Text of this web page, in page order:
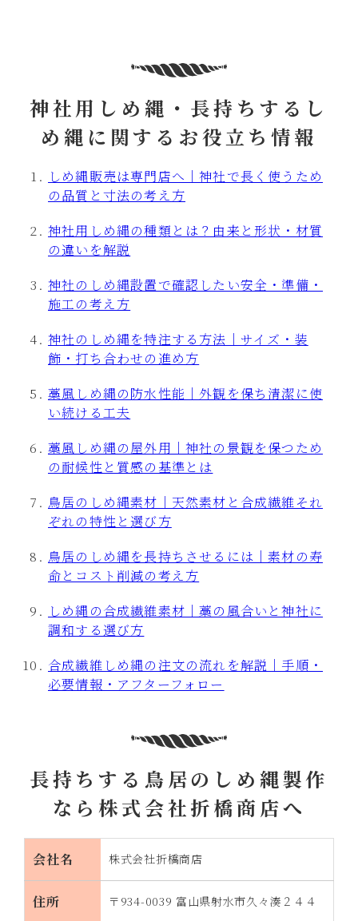
神社用しめ縄・長持ちするし
め縄に関するお役立ち情報
しめ縄販売は専門店へ｜神社で長く使うため
の品質と寸法の考え方
神社用しめ縄の種類とは？由来と形状・材質
の違いを解説
神社のしめ縄設置で確認したい安全・準備・
施工の考え方
神社のしめ縄を特注する方法｜サイズ・装
飾・打ち合わせの進め方
藁風しめ縄の防水性能｜外観を保ち清潔に使
い続ける工夫
藁風しめ縄の屋外用｜神社の景観を保つため
の耐候性と質感の基準とは
鳥居のしめ縄素材｜天然素材と合成繊維それ
ぞれの特性と選び方
鳥居のしめ縄を長持ちさせるには｜素材の寿
命とコスト削減の考え方
しめ縄の合成繊維素材｜藁の風合いと神社に
調和する選び方
合成繊維しめ縄の注文の流れを解説｜手順・
必要情報・アフターフォロー
長持ちする鳥居のしめ縄製作
なら株式会社折橋商店へ
会社名 株式会社折橋商店
住所 〒934-0039 富山県射水市久々湊２４４